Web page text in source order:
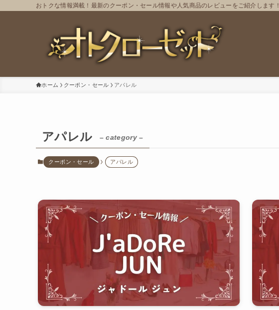
おトクな情報満載！最新のクーポン・セール情報や人気商品のレビューをご紹介します！
ホーム クーポン・セール アパレル
アパレル – category –
クーポン・セール アパレル